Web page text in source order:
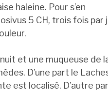
haleine. Pour s’en
5 CH, trois fois par
et une muqueuse de
D’une part le
est localisé. D’autre